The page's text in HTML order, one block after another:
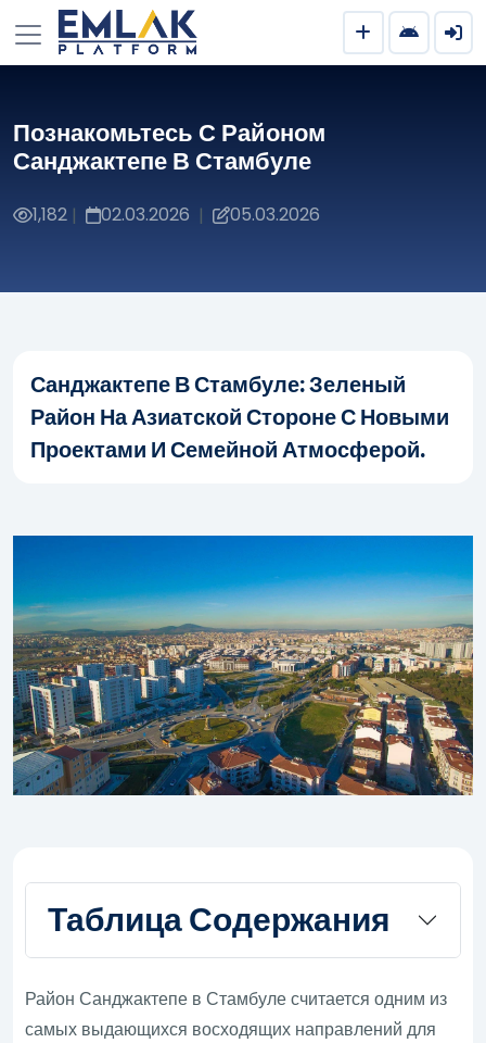
Познакомьтесь С Районом
Санджактепе В Стамбуле
1,182 | 02.03.2026 | 05.03.2026
Санджактепе В Стамбуле: Зеленый
Район На Азиатской Стороне С Новыми
Проектами И Семейной Атмосферой.
Таблица Содержания
Район Санджактепе в Стамбуле считается одним из
самых выдающихся восходящих направлений для